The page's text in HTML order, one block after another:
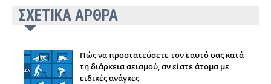
ΣΧΕΤΙΚΑ ΑΡΘΡΑ
Πώς να προστατεύσετε τον εαυτό σας κατά
τη διάρκεια σεισμού, αν είστε άτομα με
ειδικές ανάγκες